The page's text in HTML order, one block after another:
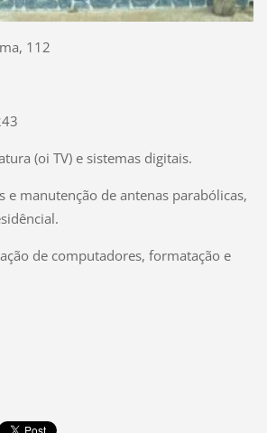
112
(oi TV) e sistemas digitais.
e manutenção de antenas parabólicas,
de computadores, formatação e